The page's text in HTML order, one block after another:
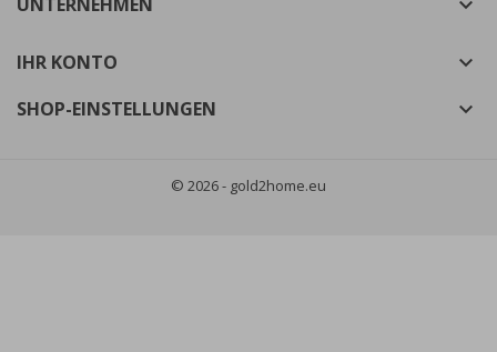

IHR KONTO 
SHOP-EINSTELLUNGEN 
© 2026 - gold2home.eu